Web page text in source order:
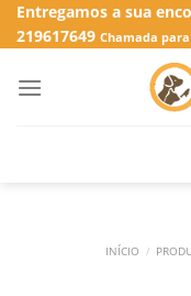
SkipEntregamos a sua
219617649 Chamada
INÍCIO /